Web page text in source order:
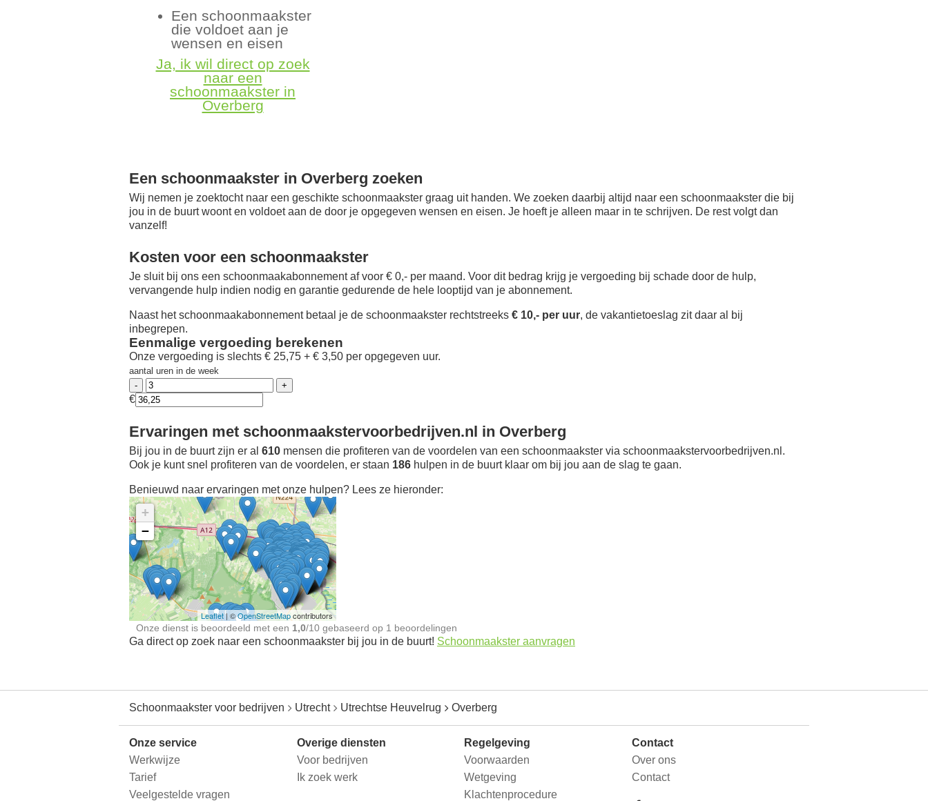
Een schoonmaakster
die voldoet aan je
wensen en eisen
Ja, ik wil direct op zoek
naar een
schoonmaakster in
Overberg
Een schoonmaakster in Overberg zoeken
Wij nemen je zoektocht naar een geschikte schoonmaakster graag uit handen. We zoeken daarbij altijd naar een schoonmaakster die bij
jou in de buurt woont en voldoet aan de door je opgegeven wensen en eisen. Je hoeft je alleen maar in te schrijven. De rest volgt dan
vanzelf!
Kosten voor een schoonmaakster
Je sluit bij ons een schoonmaakabonnement af voor € 0,- per maand. Voor dit bedrag krijg je vergoeding bij schade door de hulp,
vervangende hulp indien nodig en garantie gedurende de hele looptijd van je abonnement.
Naast het schoonmaakabonnement betaal je de schoonmaakster rechtstreeks € 10,- per uur, de vakantietoeslag zit daar al bij
inbegrepen.
Eenmalige vergoeding berekenen
Onze vergoeding is slechts € 25,75 + € 3,50 per opgegeven uur.
aantal uren in de week
€
Ervaringen met schoonmaakstervoorbedrijven.nl in Overberg
Bij jou in de buurt zijn er al 610 mensen die profiteren van de voordelen van een schoonmaakster via schoonmaakstervoorbedrijven.nl.
Ook je kunt snel profiteren van de voordelen, er staan 186 hulpen in de buurt klaar om bij jou aan de slag te gaan.
Benieuwd naar ervaringen met onze hulpen? Lees ze hieronder:
Ontdek meer ervaringen
Schoonmaakster bij
jou in de buurt
+
−
Leaflet| ©OpenStreetMapcontributors
Onze dienst is beoordeeld met een 1,0/10 gebaseerd op 1 beoordelingen
Ga direct op zoek naar een schoonmaakster bij jou in de buurt! Schoonmaakster aanvragen
Schoonmaakster voor bedrijven Utrecht Utrechtse Heuvelrug Overberg
Onze service
Werkwijze
Tarief
Veelgestelde vragen
Overige diensten
Voor bedrijven
Ik zoek werk
Regelgeving
Voorwaarden
Wetgeving
Klachtenprocedure
Contact
Over ons
Contact